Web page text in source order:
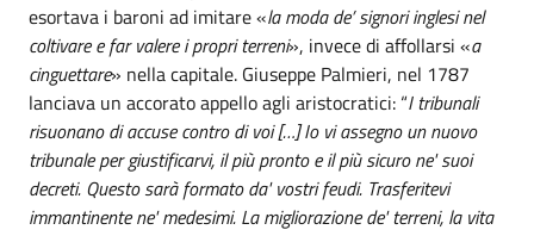
esortava i baroni ad imitare «la moda de’ signori inglesi nel
coltivare e far valere i propri terreni», invece di affollarsi «a
cinguettare» nella capitale. Giuseppe Palmieri, nel 1787
lanciava un accorato appello agli aristocratici: “I tribunali
risuonano di accuse contro di voi […] Io vi assegno un nuovo
tribunale per giustificarvi, il più pronto e il più sicuro ne' suoi
decreti. Questo sarà formato da' vostri feudi. Trasferitevi
immantinente ne' medesimi. La migliorazione de' terreni, la vita